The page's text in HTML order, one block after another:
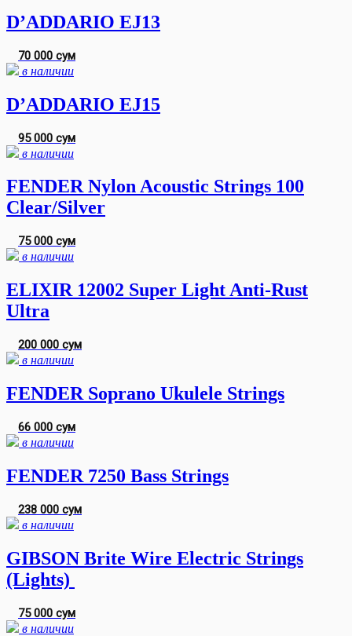
D’ADDARIO EJ13
70 000 сум
в наличии
D’ADDARIO EJ15
95 000 сум
в наличии
FENDER Nylon Acoustic Strings 100
Clear/Silver
75 000 сум
в наличии
ELIXIR 12002 Super Light Anti-Rust
Ultra
200 000 сум
в наличии
FENDER Soprano Ukulele Strings
66 000 сум
в наличии
FENDER 7250 Bass Strings
238 000 сум
в наличии
GIBSON Brite Wire Electric Strings
(Lights)
75 000 сум
в наличии